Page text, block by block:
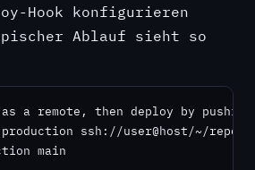
Hook konfigurieren
Ablauf sieht so
a remote, then deploy by pushing
ssh://user@host/~/
main